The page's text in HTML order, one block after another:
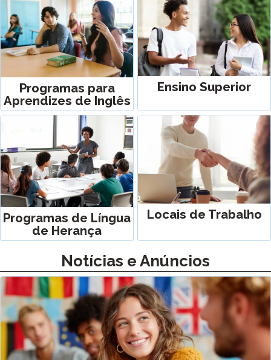
Programas para
Aprendizes de Inglês
Ensino Superior
Programas de Língua
de Herança
Locais de Trabalho
Notícias e Anúncios